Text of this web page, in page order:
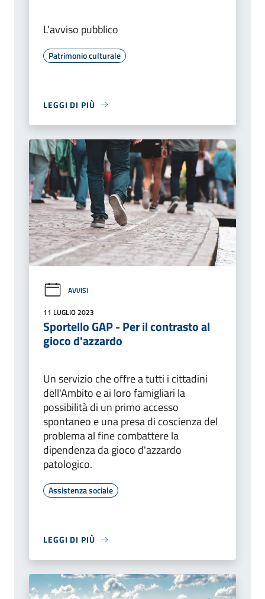
L'avviso pubblico
Patrimonio culturale
LEGGI DI PIÙ
AVVISI
11 LUGLIO 2023
Sportello GAP - Per il contrasto al
gioco d'azzardo
Un servizio che offre a tutti i cittadini
dell'Ambito e ai loro famigliari la
possibilità di un primo accesso
spontaneo e una presa di coscienza del
problema al fine combattere la
dipendenza da gioco d'azzardo
patologico.
Assistenza sociale
LEGGI DI PIÙ